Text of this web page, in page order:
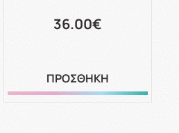
36.00€
ΠΡΟΣΘΗΚΗ